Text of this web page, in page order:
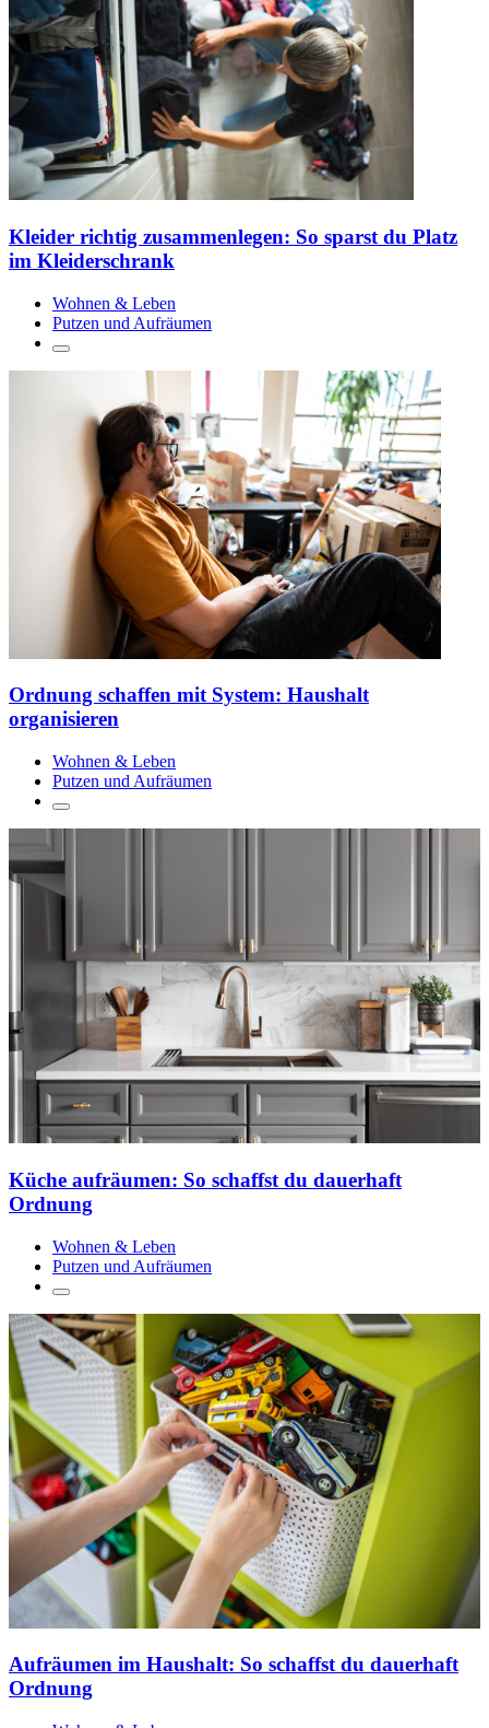
Kleider richtig zusammenlegen: So sparst du Platz
im Kleiderschrank
Wohnen & Leben
Putzen und Aufräumen
Ordnung schaffen mit System: Haushalt
organisieren
Wohnen & Leben
Putzen und Aufräumen
Küche aufräumen: So schaffst du dauerhaft
Ordnung
Wohnen & Leben
Putzen und Aufräumen
Aufräumen im Haushalt: So schaffst du dauerhaft
Ordnung